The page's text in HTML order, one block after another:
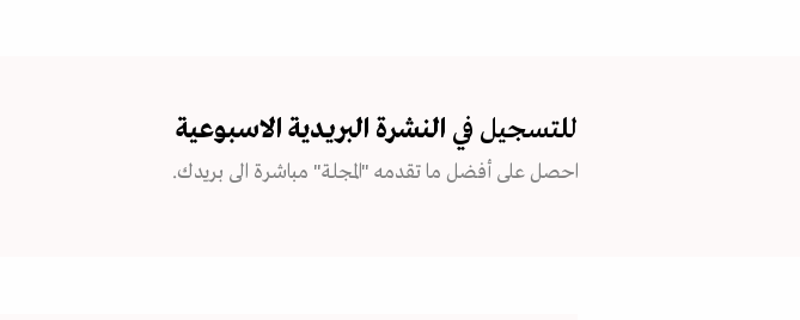
للتسجيل في النشرة البريدية الاسبوعية
احصل على أفضل ما تقدمه "المجلة" مباشرة الى بريدك.